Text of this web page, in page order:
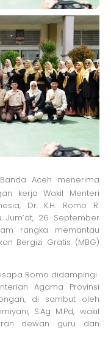
Aceh menerima
kerja Wakil Menteri
Dr. K.H. Romo R.
Jum’at, 26 September
rangka memantau
Bergizi Gratis (MBG)
Romo didampingi
Agama Provinsi
di sambut oleh
S.Ag M.Pd, wakil
dewan guru dan